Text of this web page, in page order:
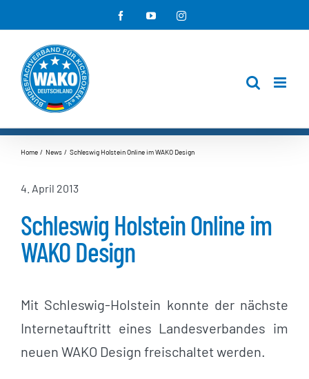
Inhalt
springen
FacebookYouTubeInstagram
Home News Schleswig Holstein Online im WAKO Design
4. April 2013
Schleswig Holstein Online im
WAKO Design
Mit Schleswig-Holstein konnte der nächste
Internetauftritt eines Landesverbandes im
neuen WAKO Design freischaltet werden.